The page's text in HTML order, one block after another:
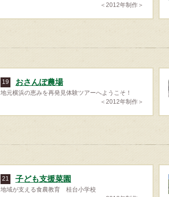
＜2012年制作＞
19 おさんぽ農場
地元横浜の恵みを再発見体験ツアーへようこそ！
＜2012年制作＞
21 子ども支援菜園
地域が支える食農教育 桂台小学校